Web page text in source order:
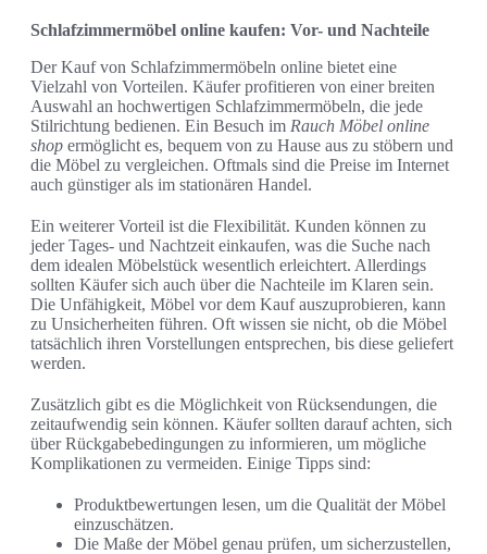
Schlafzimmermöbel online kaufen: Vor- und Nachteile
Der Kauf von Schlafzimmermöbeln online bietet eine
Vielzahl von Vorteilen. Käufer profitieren von einer breiten
Auswahl an hochwertigen Schlafzimmermöbeln, die jede
Stilrichtung bedienen. Ein Besuch im Rauch Möbel online
shop ermöglicht es, bequem von zu Hause aus zu stöbern und
die Möbel zu vergleichen. Oftmals sind die Preise im Internet
auch günstiger als im stationären Handel.
Ein weiterer Vorteil ist die Flexibilität. Kunden können zu
jeder Tages- und Nachtzeit einkaufen, was die Suche nach
dem idealen Möbelstück wesentlich erleichtert. Allerdings
sollten Käufer sich auch über die Nachteile im Klaren sein.
Die Unfähigkeit, Möbel vor dem Kauf auszuprobieren, kann
zu Unsicherheiten führen. Oft wissen sie nicht, ob die Möbel
tatsächlich ihren Vorstellungen entsprechen, bis diese geliefert
werden.
Zusätzlich gibt es die Möglichkeit von Rücksendungen, die
zeitaufwendig sein können. Käufer sollten darauf achten, sich
über Rückgabebedingungen zu informieren, um mögliche
Komplikationen zu vermeiden. Einige Tipps sind:
Produktbewertungen lesen, um die Qualität der Möbel
einzuschätzen.
Die Maße der Möbel genau prüfen, um sicherzustellen,